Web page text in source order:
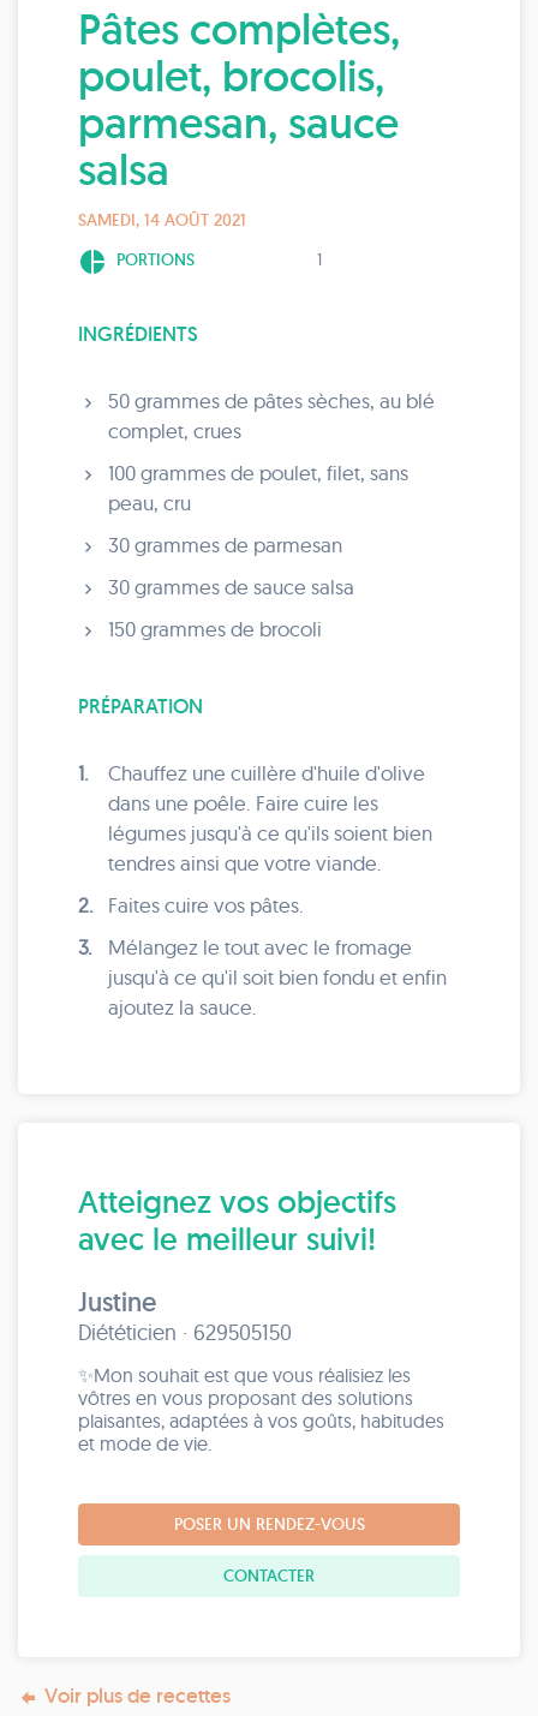
Pâtes complètes,
poulet, brocolis,
parmesan, sauce
salsa
SAMEDI, 14 AOÛT 2021
pie_chart PORTIONS 1
INGRÉDIENTS
50 grammes de pâtes sèches, au blé
complet, crues
100 grammes de poulet, filet, sans
peau, cru
30 grammes de parmesan
30 grammes de sauce salsa
150 grammes de brocoli
PRÉPARATION
1.
Chauffez une cuillère d'huile d'olive
dans une poêle. Faire cuire les
légumes jusqu'à ce qu'ils soient bien
tendres ainsi que votre viande.
2.
Faites cuire vos pâtes.
3.
Mélangez le tout avec le fromage
jusqu'à ce qu'il soit bien fondu et enfin
ajoutez la sauce.
Atteignez vos objectifs
avec le meilleur suivi!
Justine
Diététicien · 629505150
✨Mon souhait est que vous réalisiez les
vôtres en vous proposant des solutions
plaisantes, adaptées à vos goûts, habitudes
et mode de vie.
POSER UN RENDEZ-VOUS
CONTACTER
Voir plus de recettes